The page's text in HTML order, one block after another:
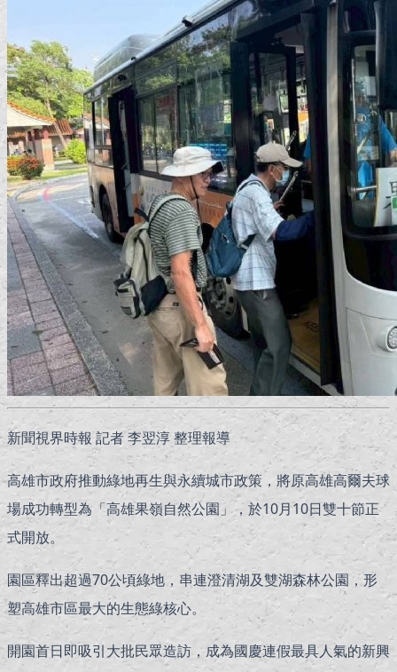
新聞視界時報 記者 李翌淳 整理報導
高雄市政府推動綠地再生與永續城市政策，將原高雄高爾夫球
場成功轉型為「高雄果嶺自然公園」，於10月10日雙十節正
式開放。
園區釋出超過70公頃綠地，串連澄清湖及雙湖森林公園，形
塑高雄市區最大的生態綠核心。
開園首日即吸引大批民眾造訪，成為國慶連假最具人氣的新興